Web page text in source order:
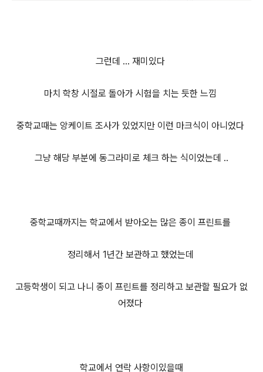
그런데 ... 재미있다
마치 학창 시절로 돌아가 시험을 치는 듯한 느낌
중학교때는 앙케이트 조사가 있었지만 이런 마크식이 아니었다
그냥 해당 부분에 동그라미로 체크 하는 식이었는데 ..
중학교때까지는 학교에서 받아오는 많은 종이 프린트를
정리해서 1년간 보관하고 했었는데
고등학생이 되고 나니 종이 프린트를 정리하고 보관할 필요가 없
어졌다
학교에서 연락 사항이있을때